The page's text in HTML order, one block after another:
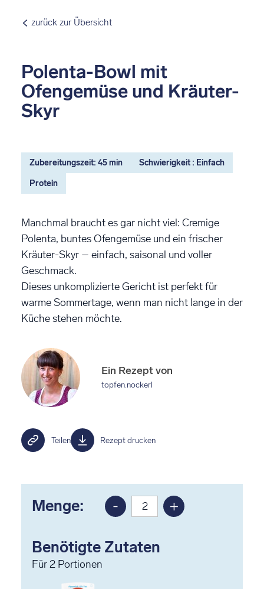
zurück zur Übersicht
Polenta-Bowl mit
Ofengemüse und Kräuter-
Skyr
Zubereitungszeit: 45 min Schwierigkeit : Einfach
Protein
Manchmal braucht es gar nicht viel: Cremige
Polenta, buntes Ofengemüse und ein frischer
Kräuter-Skyr – einfach, saisonal und voller
Geschmack.
Dieses unkomplizierte Gericht ist perfekt für
warme Sommertage, wenn man nicht lange in der
Küche stehen möchte.
Ein Rezept von
topfen.nockerl
Teilen Rezept drucken
Menge:
Portion
-
Portion
+
Benötigte Zutaten
Für2 Portionen